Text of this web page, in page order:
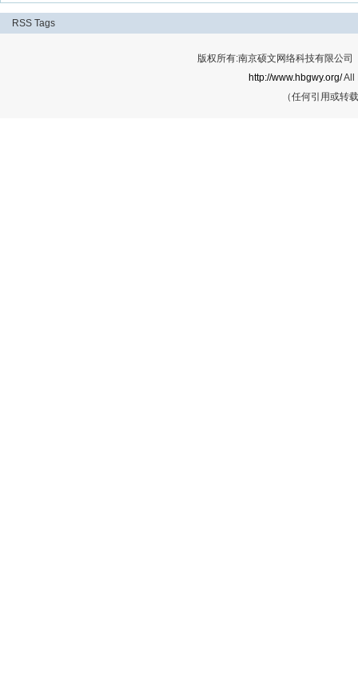
RSS Tags
版权所有:南京硕文网络科技有限公
http://www.hbgwy.org/All
（任何引用或转